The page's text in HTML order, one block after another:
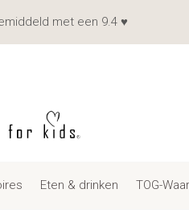
Eten & drinken TOG-
met een 9.4 ♥